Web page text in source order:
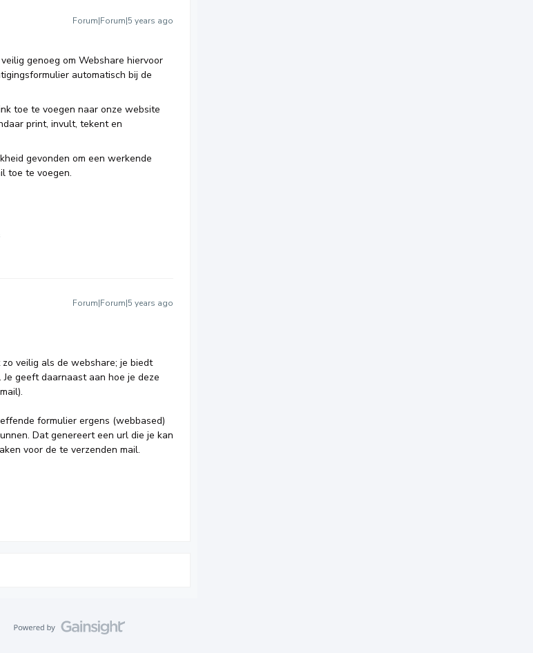
Forum|Forum|5 years ago
genoeg om Webshare hiervoor
automatisch bij de
toe te voegen naar onze website
print, invult, tekent en
gevonden om een werkende
toe te voegen.
Forum|Forum|5 years ago
veilig als de webshare; je biedt
geeft daarnaast aan hoe je deze
formulier ergens (webbased)
Dat genereert een url die je kan
voor de te verzenden mail.